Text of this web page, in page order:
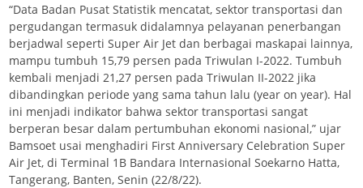
“Data Badan Pusat Statistik mencatat, sektor transportasi dan
pergudangan termasuk didalamnya pelayanan penerbangan
berjadwal seperti Super Air Jet dan berbagai maskapai lainnya,
mampu tumbuh 15,79 persen pada Triwulan I-2022. Tumbuh
kembali menjadi 21,27 persen pada Triwulan II-2022 jika
dibandingkan periode yang sama tahun lalu (year on year). Hal
ini menjadi indikator bahwa sektor transportasi sangat
berperan besar dalam pertumbuhan ekonomi nasional,” ujar
Bamsoet usai menghadiri First Anniversary Celebration Super
Air Jet, di Terminal 1B Bandara Internasional Soekarno Hatta,
Tangerang, Banten, Senin (22/8/22).